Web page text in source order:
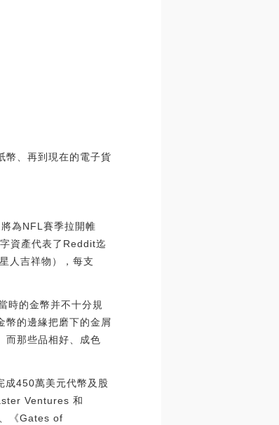
幣、再到現在的電子貨
為NFL賽季拉開帷
資產代表了Reddit迄
人吉祥物），每支
時的金幣并不十分規
幣的邊緣把磨下的金屑
而那些品相好、成色
成450萬美元代幣及股
Ventures 和
《Gates of